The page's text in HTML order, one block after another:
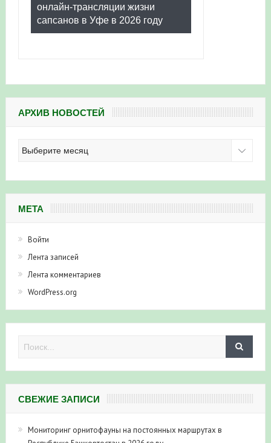
онлайн-трансляции жизни
сапсанов в Уфе в 2026 году
АРХИВ НОВОСТЕЙ
новостей
МЕТА
Войти
Лента записей
Лента комментариев
WordPress.org
СВЕЖИЕ ЗАПИСИ
Мониторинг орнитофауны на постоянных маршрутах в